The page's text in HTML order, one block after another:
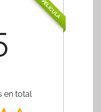
PELÍCULA
en total